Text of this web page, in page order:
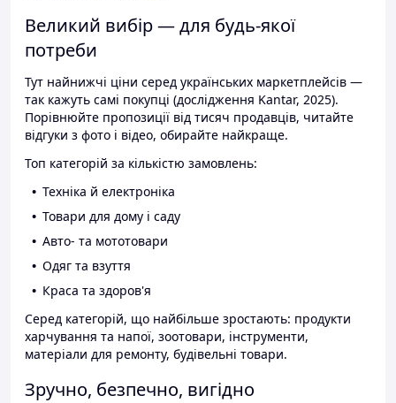
Великий вибір — для будь-якої
потреби
Тут найнижчі ціни серед українських маркетплейсів —
так кажуть самі покупці (дослідження Kantar, 2025).
Порівнюйте пропозиції від тисяч продавців, читайте
відгуки з фото і відео, обирайте найкраще.
Топ категорій за кількістю замовлень:
Техніка й електроніка
Товари для дому і саду
Авто- та мототовари
Одяг та взуття
Краса та здоров'я
Серед категорій, що найбільше зростають: продукти
харчування та напої, зоотовари, інструменти,
матеріали для ремонту, будівельні товари.
Зручно, безпечно, вигідно